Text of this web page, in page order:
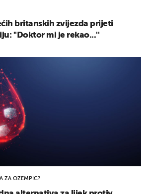
britanskih zvijezda prijeti
''Doktor mi je rekao...''
ZA OZEMPIC?